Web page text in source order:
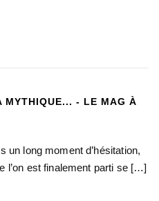
MYTHIQUE... - LE MAG À
un long moment d’hésitation,
l’on est finalement parti se […]